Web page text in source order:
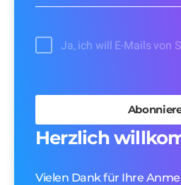
Ja, ich will E-Mails von
Herzlich
Vielen Dank für Ihre